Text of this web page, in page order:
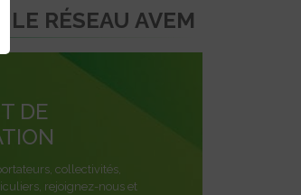
LE RÉSEAU AVEM
DE
collectivités,
rejoignez-nous et